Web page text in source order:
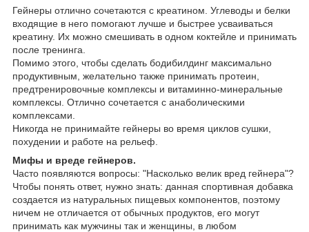
Гейнеры отлично сочетаются с креатином. Углеводы и белки
входящие в него помогают лучше и быстрее усваиваться
креатину. Их можно смешивать в одном коктейле и принимать
после тренинга.
Помимо этого, чтобы сделать бодибилдинг максимально
продуктивным, желательно также принимать протеин,
предтренировочные комплексы и витаминно-минеральные
комплексы. Отлично сочетается с анаболическими
комплексами.
Никогда не принимайте гейнеры во время циклов сушки,
похудении и работе на рельеф.
Мифы и вреде гейнеров.
Часто появляются вопросы: "Насколько велик вред гейнера"?
Чтобы понять ответ, нужно знать: данная спортивная добавка
создается из натуральных пищевых компонентов, поэтому
ничем не отличается от обычных продуктов, его могут
принимать как мужчины так и женщины, в любом